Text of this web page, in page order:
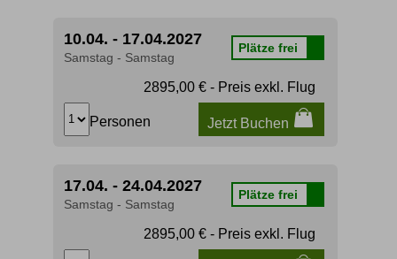
10.04. - 17.04.2027
Samstag - Samstag
Plätze frei
2895,00 € - Preis exkl. Flug
Personen Jetzt Buchen
17.04. - 24.04.2027
Samstag - Samstag
Plätze frei
2895,00 € - Preis exkl. Flug